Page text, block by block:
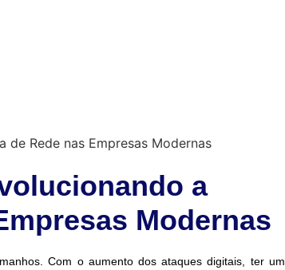
a
Modernas
Com o aumento dos ataques digitais, ter um